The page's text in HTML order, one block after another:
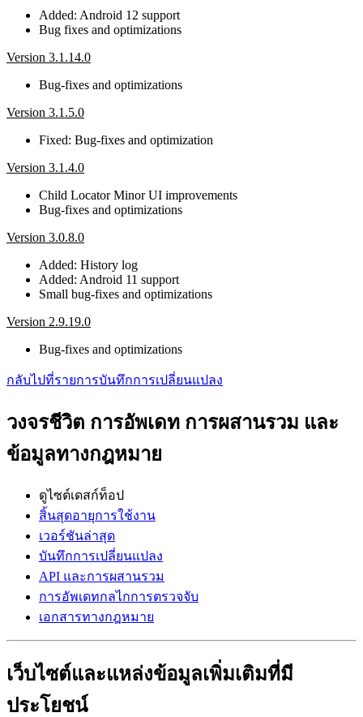
Added: Android 12 support
Bug fixes and optimizations
Version 3.1.14.0
Bug-fixes and optimizations
Version 3.1.5.0
Fixed: Bug-fixes and optimization
Version 3.1.4.0
Child Locator Minor UI improvements
Bug-fixes and optimizations
Version 3.0.8.0
Added: History log
Added: Android 11 support
Small bug-fixes and optimizations
Version 2.9.19.0
Bug-fixes and optimizations
กลับไปที่รายการบันทึกการเปลี่ยนแปลง
วงจรชีวิต การอัพเดท การผสานรวม และ
ข้อมูลทางกฎหมาย
ดูไซต์เดสก์ท็อป
สิ้นสุดอายุการใช้งาน
เวอร์ชันล่าสุด
บันทึกการเปลี่ยนแปลง
API และการผสานรวม
การอัพเดทกลไกการตรวจจับ
เอกสารทางกฎหมาย
เว็บไซต์และแหล่งข้อมูลเพิ่มเติมที่มี
ประโยชน์